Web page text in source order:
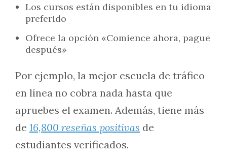
Los cursos están disponibles en tu idioma
preferido
Ofrece la opción «Comience ahora, pague
después»
Por ejemplo, la mejor escuela de tráfico
en línea no cobra nada hasta que
apruebes el examen. Además, tiene más
de 16,800 reseñas positivas de
estudiantes verificados.